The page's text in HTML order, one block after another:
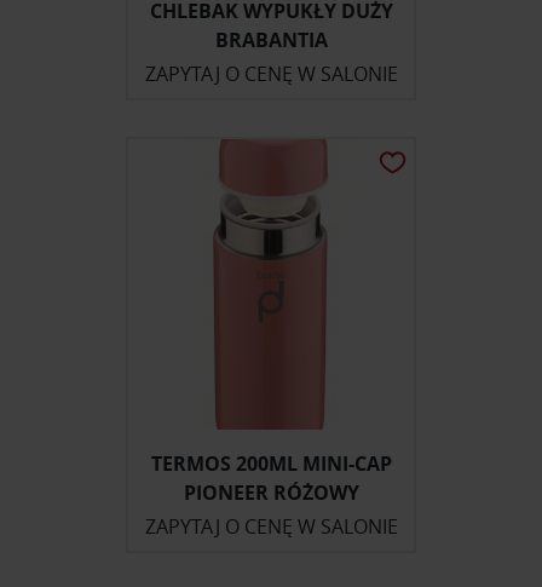
CHLEBAK WYPUKŁY DUŻY
BRABANTIA
ZAPYTAJ O CENĘ W SALONIE
TERMOS 200ML MINI-CAP
PIONEER RÓŻOWY
ZAPYTAJ O CENĘ W SALONIE